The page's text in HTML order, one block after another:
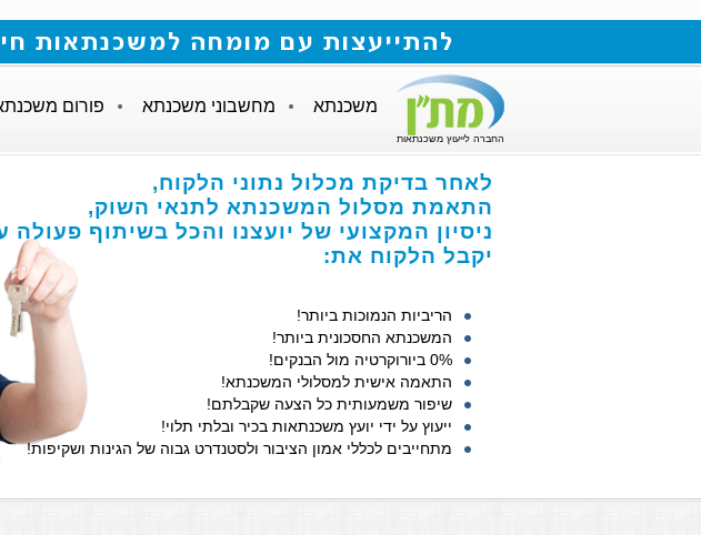
להתייעצות עם מומחה למשכנתאות חייגו 073-211-26-85 או מלאו את
החברה לייעוץ משכנתאות
משכנתא מחשבוני משכנתא פורום
לאחר בדיקת מכלול נתוני הלקוח,
התאמת מסלול המשכנתא לתנאי השוק,
ניסיון המקצועי של יועצנו והכל בשיתוף
יקבל הלקוח את:
הריביות הנמוכות ביותר!
המשכנתא החסכונית ביותר!
0% ביורוקרטיה מול הבנקים!
התאמה אישית למסלולי המשכנתא!
שיפור משמעותית כל הצעה שקבלתם!
ייעוץ על ידי יועץ משכנתאות בכיר ובלתי תלוי!
מתחייבים לכללי אמון הציבור ולסטנדרט גבוה של הגינות ושקיפות!